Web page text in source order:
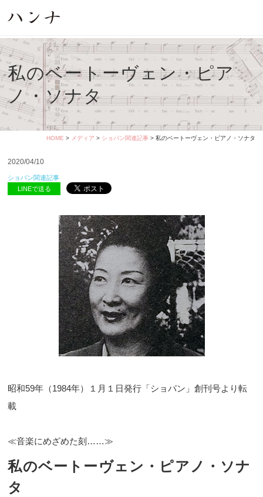
私のベートーヴェン・ピア
ノ・ソナタ
HOME > メディア > ショパン関連記事> 私のベートーヴェン・ピアノ・ソナタ
2020/04/10
ショパン関連記事
LINEで送る
昭和59年（1984年）１月１日発行「ショパン」創刊号より転
載
≪音楽にめざめた刻……≫
私のベートーヴェン・ピアノ・ソナ
タ